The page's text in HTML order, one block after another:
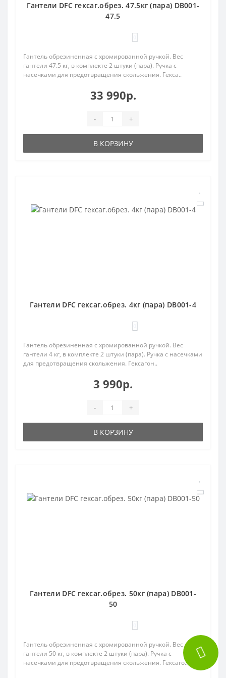
Гантели DFC гексаг.обрез. 47.5кг (пара) DB001-
47.5
Гантель обрезиненная с хромированной ручкой. Вес
гантели 47.5 кг, в комплекте 2 штуки (пара). Ручка с
насечками для предотвращения скольжения. Гекса..
33 990р.
- +
В КОРЗИНУ
Гантели DFC гексаг.обрез. 4кг (пара) DB001-4
Гантель обрезиненная с хромированной ручкой. Вес
гантели 4 кг, в комплекте 2 штуки (пара). Ручка с насечками
для предотвращения скольжения. Гексагон..
3 990р.
- +
В КОРЗИНУ
Гантели DFC гексаг.обрез. 50кг (пара) DB001-
50
Гантель обрезиненная с хромированной ручкой. Вес
гантели 50 кг, в комплекте 2 штуки (пара). Ручка с
насечками для предотвращения скольжения. Гексаго..